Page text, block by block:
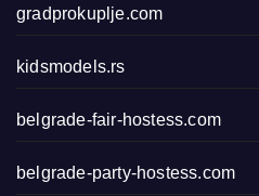
gradprokuplje.com
kidsmodels.rs
belgrade-fair-hostess.com
belgrade-party-hostess.com